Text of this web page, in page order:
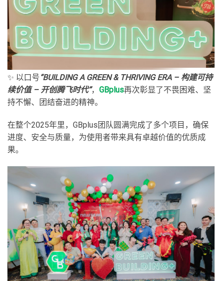
✨ 以口号 “BUILDING A GREEN & THRIVING ERA – 构建可持
续价值 – 开创腾飞时代”， GBplus再次彰显了不畏困难、坚
持不懈、团结奋进的精神。
在整个2025年里，GBplus团队圆满完成了多个项目，确保
进度、安全与质量，为使用者带来具有卓越价值的优质成
果。